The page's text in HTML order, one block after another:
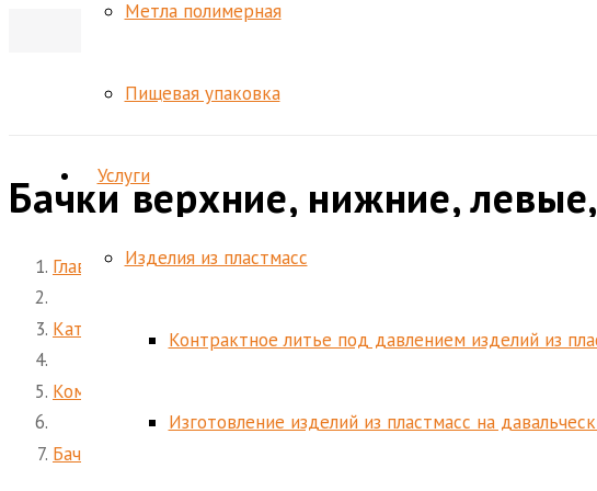
Метла полимерная
Пищевая упаковка
Услуги
Изделия из пластмасс
Контрактное литье под давлением изделий из
Изготовление изделий из пластмасс на
Бачки верхние, нижние,
Главная
Каталог
Комплектующие для автомобилестроения
Бачки верхние, нижние, левые, правые радиаторов охлаждения